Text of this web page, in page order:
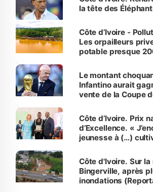
la tête des
Côte d’Ivoire -
Les orpailleurs
potable presque
Le montant
Infantino aurait
vente de la Coupe
Côte d’Ivoire. Prix
d’Excellence. «
jeunesse à (…)
(Alassane Ouattara
Côte d'Ivoire. Sur la
Bingerville, après
inondations